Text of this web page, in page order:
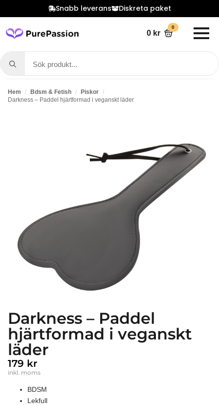
Snabb leverans Diskreta paket
0 kr
0
Search
for:
Hem Bdsm & Fetish
Piskor
Darkness – Paddel hjärtformad i veganskt läder
Darkness – Paddel
hjärtformad i veganskt
läder
179 kr
inkl. moms
BDSM
Lekfull